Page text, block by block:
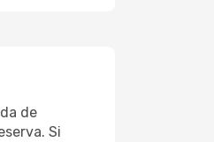
de
Si